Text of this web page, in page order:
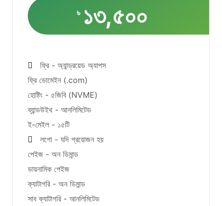
৳ ১৩,৫০০
ফ্রি - অ্যান্ড্রয়েড অ্যাপস
ফ্রি ডোমেইন (.com)
হোষ্টিং - ৫জিবি (NVME)
ব্যান্ডউইথ - আনলিমিটেড
ই-মেইল - ১৫টি
লগো - যদি প্রয়োজন হয়
পেইজ - অন ডিমান্ড
ডায়নামিক পেইজ
ক্যাটাগরি - অন ডিমান্ড
সাব ক্যাটাগরি - আনলিমিটেড